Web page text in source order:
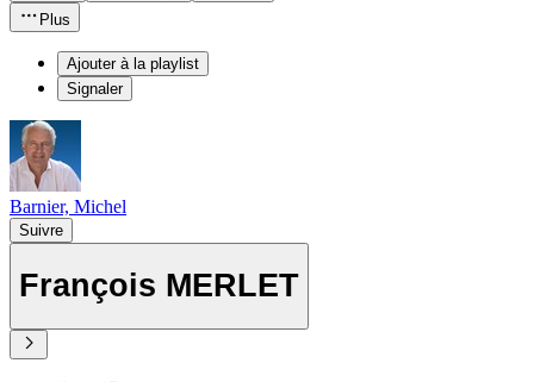
Plus
Ajouter à la playlist
Signaler
Barnier, Michel
Suivre
François MERLET